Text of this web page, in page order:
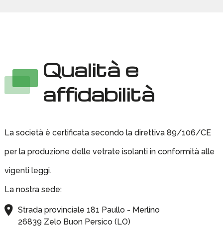
Qualità e
affidabilità
La società è certificata secondo la direttiva 89/106/CE
per la produzione delle vetrate isolanti in conformità alle
vigenti leggi.
La nostra sede:
Strada provinciale 181 Paullo - Merlino
26839 Zelo Buon Persico (LO)